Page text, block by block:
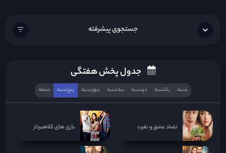
جستجوی پیشرفته
جدول پخش هفتگی
شنبه یکشنبه دوشنبه سه‌‌شنبه چهارشنبه پنج‌شنبه جمعه
تضاد عشق و نفرت بازی های کلاهبردار